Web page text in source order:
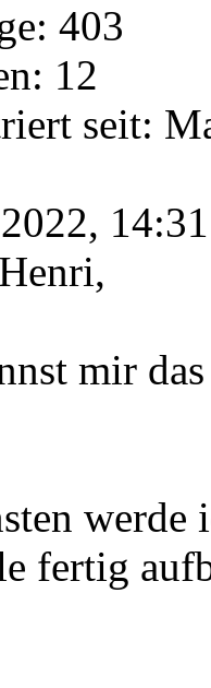
403
12
seit:
14:31
mir
werde
fertig